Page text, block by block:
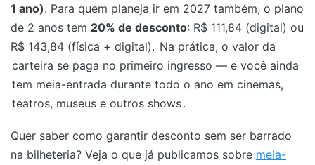
1 ano). Para quem planeja ir em 2027 também, o plano
de 2 anos tem 20% de desconto: R$ 111,84 (digital) ou
R$ 143,84 (física + digital). Na prática, o valor da
carteira se paga no primeiro ingresso — e você ainda
tem meia-entrada durante todo o ano em cinemas,
teatros, museus e outros shows.
Quer saber como garantir desconto sem ser barrado
na bilheteria? Veja o que já publicamos sobre meia-